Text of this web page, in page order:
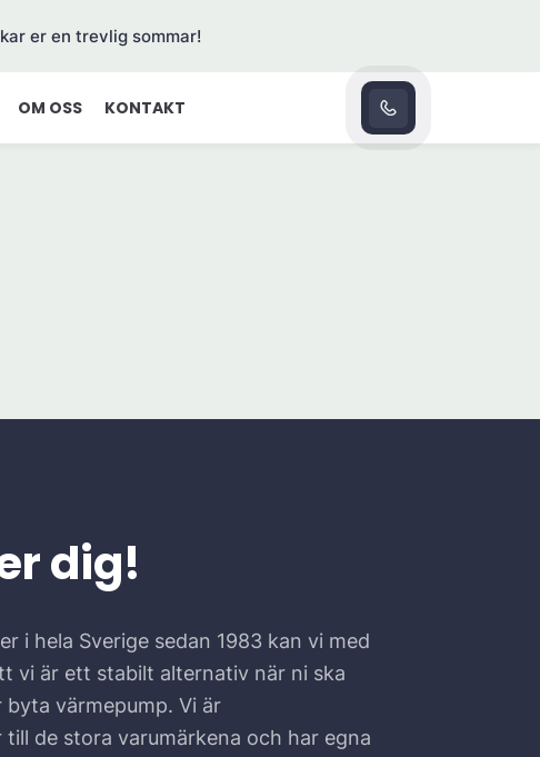
er en trevlig sommar!
OM OSS KONTAKT
dig!
i hela Sverige sedan 1983 kan vi med
vi är ett stabilt alternativ när ni ska
byta värmepump. Vi är
de stora varumärkena och har egna